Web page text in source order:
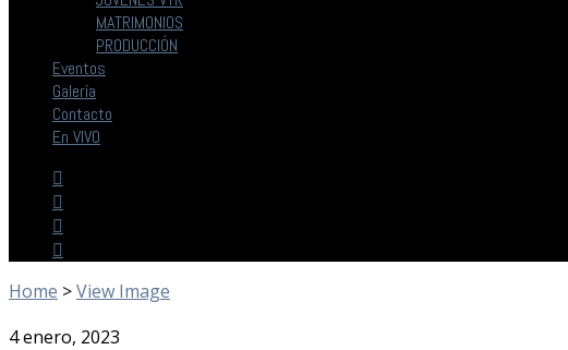
MATRIMONIOS
PRODUCCIÓN
Eventos
Galería
Contacto
En VIVO
Home >View Image
4 enero, 2023